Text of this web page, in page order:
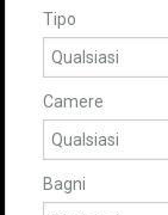
Tipo
Camere
Bagni